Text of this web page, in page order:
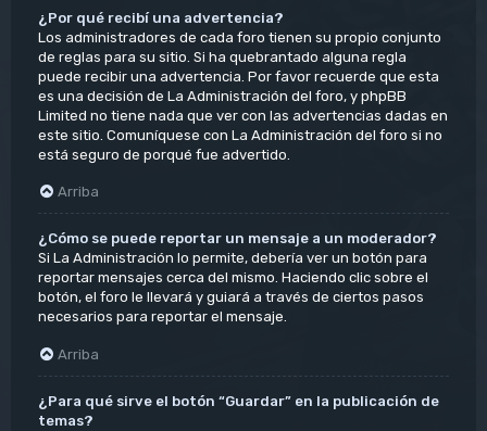
¿Por qué recibí una advertencia?
Los administradores de cada foro tienen su propio conjunto
de reglas para su sitio. Si ha quebrantado alguna regla
puede recibir una advertencia. Por favor recuerde que esta
es una decisión de La Administración del foro, y phpBB
Limited no tiene nada que ver con las advertencias dadas en
este sitio. Comuníquese con La Administración del foro si no
está seguro de porqué fue advertido.
Arriba
¿Cómo se puede reportar un mensaje a un moderador?
Si La Administración lo permite, debería ver un botón para
reportar mensajes cerca del mismo. Haciendo clic sobre el
botón, el foro le llevará y guiará a través de ciertos pasos
necesarios para reportar el mensaje.
Arriba
¿Para qué sirve el botón “Guardar” en la publicación de
temas?